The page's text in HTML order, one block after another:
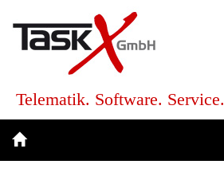
Telematik. Software. Service.